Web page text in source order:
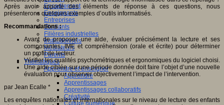
Encadrement
Enseignants
Entreprises
Etudiants
Filières industrielles
Institutionnels
Médiateurs
Parents
Thématiques
Apprendre et enseigner
Apprendre
Apprentissages
Apprentissages collaboratifs
Créativité
Culture numérique
Après avoir apporté des éléments de réponse à ces questions, nous
présenterons quelques exemples d’outils informatisés.
Recommandations :
Avant de proposer une aide, évaluer précisément la lecture et ses
composantes, IME et compréhension (orale et écrite) pour déterminer
un profil de lecteur.
Vérifier les qualités psychométriques et ergonomiques du logiciel choisi.
Une aide ciblée sur une période donnée doit faire l’objet d’une nouvelle
évaluation pour observer objectivement l’impact de l’intervention.
par Jean Ecalle *
Les enquêtes nationales et internationales sur le niveau de lecture des enfants